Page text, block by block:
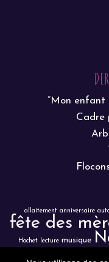
“Mon enfant
Cadre
allaitement anniversaire
fête des
Hochet lecture musique